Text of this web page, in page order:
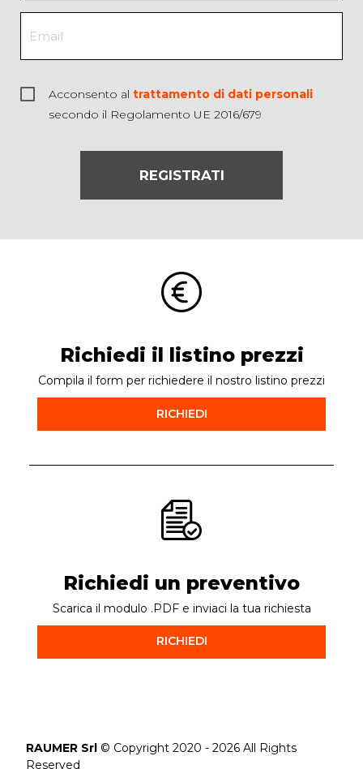
Acconsento al trattamento di dati personali
secondo il Regolamento UE 2016/679
REGISTRATI
Richiedi il listino prezzi
Compila il form per richiedere il nostro listino prezzi
RICHIEDI
Richiedi un preventivo
Scarica il modulo .PDF e inviaci la tua richiesta
RICHIEDI
RAUMER Srl © Copyright 2020 - 2026 All Rights
Reserved